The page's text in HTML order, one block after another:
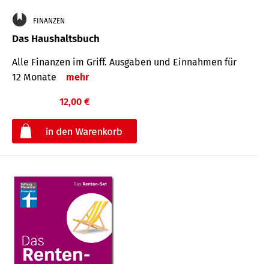
FINANZEN
Das Haushaltsbuch
Alle Finanzen im Griff. Aus­gaben und Ein­nahmen für
12 Monate
mehr
12,00 €